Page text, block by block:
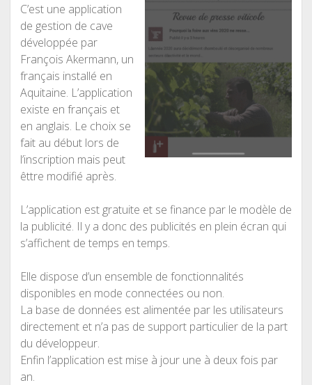
C’est une application
de gestion de cave
développée par
François Akermann, un
français installé en
Aquitaine. L’application
existe en français et
en anglais. Le choix se
fait au début lors de
l’inscription mais peut
êttre modifié après.
L’application est gratuite et se finance par le modèle de
la publicité. Il y a donc des publicités en plein écran qui
s’affichent de temps en temps.
Elle dispose d’un ensemble de fonctionnalités
disponibles en mode connectées ou non.
La base de données est alimentée par les utilisateurs
directement et n’a pas de support particulier de la part
du développeur.
Enfin l’application est mise à jour une à deux fois par
an.